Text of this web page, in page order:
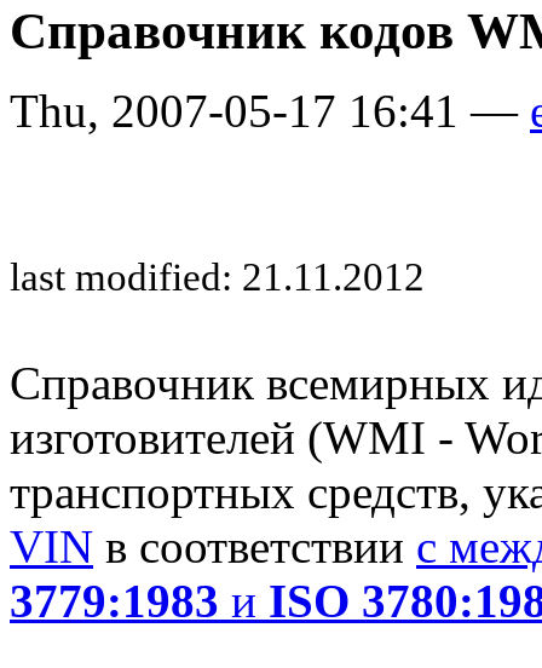
Справочник кодов
Thu, 2007-05-17 16:41 —
last modified: 21.11.2012
Справочник всемирных
изготовителей (WMI -
транспортных средств,
VIN в соответствии с
3779:1983 и ISO